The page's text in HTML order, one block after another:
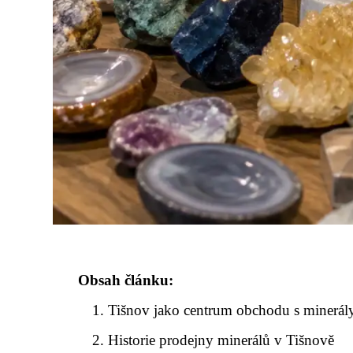
Obsah článku:
Tišnov jako centrum obchodu s
Historie prodejny minerálů v Tišnově